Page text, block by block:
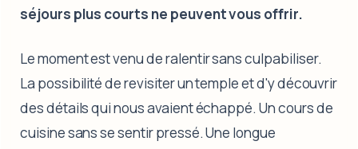
séjours plus courts ne peuvent vous offrir.
Le moment est venu de ralentir sans culpabiliser.
La possibilité de revisiter un temple et d'y découvrir
des détails qui nous avaient échappé. Un cours de
cuisine sans se sentir pressé. Une longue